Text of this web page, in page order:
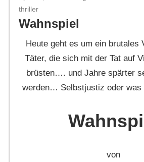
thriller
Wahnspiel
Heute geht es um ein brutales
Täter, die sich mit der Tat auf
brüsten…. und Jahre spärter
werden… Selbstjustiz oder was
von